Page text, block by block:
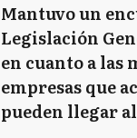
Mantuvo un
Legislación
en cuanto a
empresas que
pueden llegar